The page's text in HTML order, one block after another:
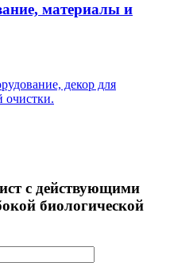
материалы и
декор для
очистки.
с действующими
биологической